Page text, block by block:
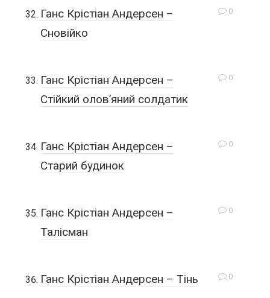
0
Ганс Крістіан Андерсен –
Сновійко
0
Ганс Крістіан Андерсен –
Стійкий олов’яний солдатик
0
Ганс Крістіан Андерсен –
Старий будинок
0
Ганс Крістіан Андерсен –
Талісман
0
Ганс Крістіан Андерсен – Тінь